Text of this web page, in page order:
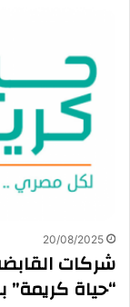
20/08/2025
شركات
“حياة كريمة”